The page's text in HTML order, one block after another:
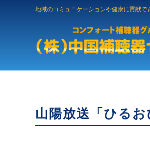
地域のコミュニケーションや健康に貢献で
山陽放送「ひる